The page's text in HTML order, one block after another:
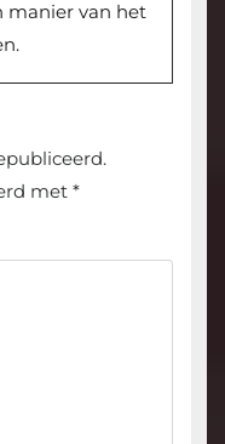
manier van het
met *